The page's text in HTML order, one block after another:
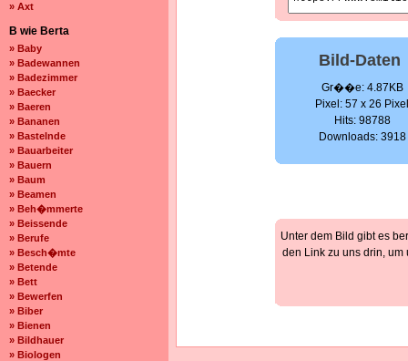
» Axt
B wie Berta
» Baby
» Badewannen
» Badezimmer
» Baecker
» Baeren
» Bananen
» Bastelnde
» Bauarbeiter
» Bauern
» Baum
» Beamen
» Beh�mmerte
» Beissende
» Berufe
» Besch�mte
» Betende
» Bett
» Bewerfen
» Biber
» Bienen
» Bildhauer
» Biologen
Bild-Daten
Gr��e: 4.87KB
Pixel: 57 x 26
Hits: 98788
Downloads: 3918
Unter dem Bild gibt es
den Link zu uns drin,